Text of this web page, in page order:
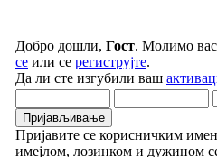
Добро дошли, Гост. Молимо вас
се или се региструјте.
Да ли сте изгубили ваш
Пријавите се корисничким
имејлом, лозинком и дужином